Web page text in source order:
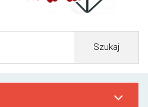
Szukaj